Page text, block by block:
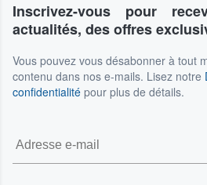
Inscrivez-vous pour
actualités, des offres
Vous pouvez vous désabonner à tout
contenu dans nos e-mails. Lisez notre
confidentialité pour plus de détails.